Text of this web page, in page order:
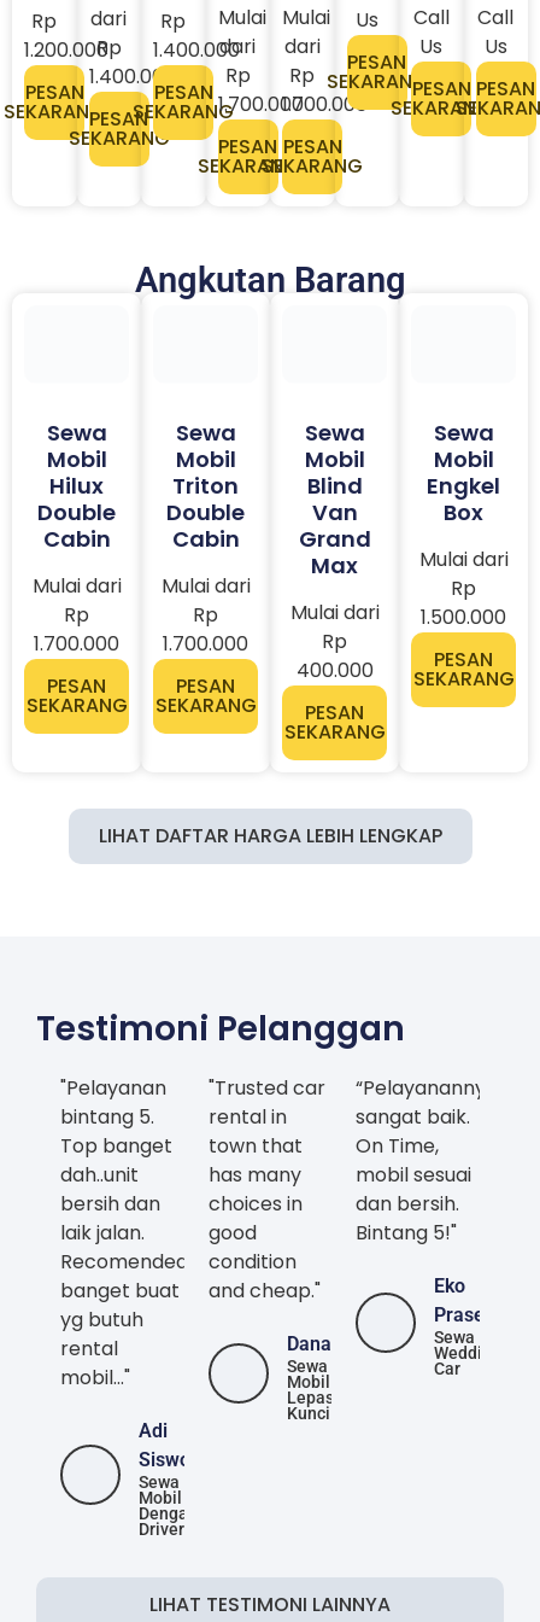
Rp
1.200.000
PESAN
SEKARANG
dari
Rp
1.400.000
PESAN
SEKARANG
Rp
1.400.000
PESAN
SEKARANG
dari
Rp
1.700.000
PESAN
SEKARANG
dari
Rp
1.700.000
PESAN
SEKARANG
PESAN
SEKARANG
Us
PESAN
SEKARANG
Us
PESAN
Cabin
Mulai dari
Rp
1.700.000
PESAN
SEKARANG
Cabin
Mulai dari
Rp
1.700.000
PESAN
SEKARANG
Grand
Max
Mulai dari
Rp
400.000
PESAN
SEKARANG
Mulai dari
Rp
1.500.000
PESAN
SEKARANG
LIHAT DAFTAR HARGA LEBIH LENGKAP
bintang 5.
Top banget
bersih dan
laik jalan.
Recomended
banget buat
yg butuh
rental
mobil..."
Adi
Siswoyo
Sewa Mobil
rental in
town that
choices in
good
condition
and cheap."
Danang
Sewa Mobil
Lepas Kunci
On Time,
dan bersih.
Bintang 5!"
Eko
Prasetya
Sewa
Wedding Car
LIHAT TESTIMONI LAINNYA